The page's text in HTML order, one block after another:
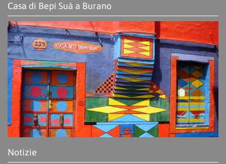
Casa di Bepi Suà a Burano
Notizie